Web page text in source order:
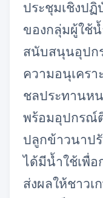
ประชุมเชิงป
ของกลุ่มผู้ใช้น้
สนับสนุนอุปก
ความอนุเครา
ชลประทานห
พร้อมอุปกรณ์
ปลูกข้าวนาป
ได้มีน้ำใช้เพื่อ
ส่งผลให้ชาวเ